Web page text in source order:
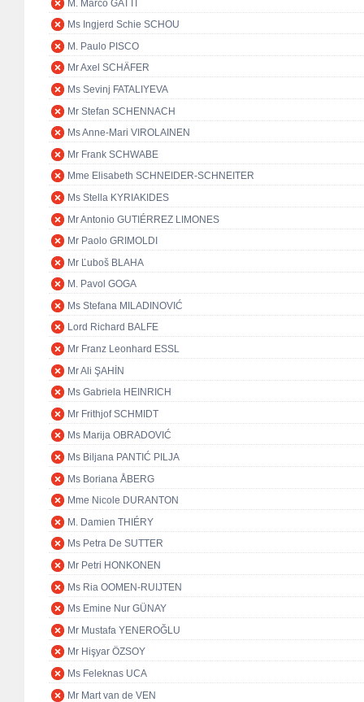
M. Marco GATTI
Ms Ingjerd Schie SCHOU
M. Paulo PISCO
Mr Axel SCHÄFER
Ms Sevinj FATALIYEVA
Mr Stefan SCHENNACH
Ms Anne-Mari VIROLAINEN
Mr Frank SCHWABE
Mme Elisabeth SCHNEIDER-SCHNEITER
Ms Stella KYRIAKIDES
Mr Antonio GUTIÉRREZ LIMONES
Mr Paolo GRIMOLDI
Mr Ľuboš BLAHA
M. Pavol GOGA
Ms Stefana MILADINOVIĆ
Lord Richard BALFE
Mr Franz Leonhard ESSL
Mr Ali ŞAHİN
Ms Gabriela HEINRICH
Mr Frithjof SCHMIDT
Ms Marija OBRADOVIĆ
Ms Biljana PANTIĆ PILJA
Ms Boriana ÅBERG
Mme Nicole DURANTON
M. Damien THIÉRY
Ms Petra De SUTTER
Mr Petri HONKONEN
Ms Ria OOMEN-RUIJTEN
Ms Emine Nur GÜNAY
Mr Mustafa YENEROĞLU
Mr Hişyar ÖZSOY
Ms Feleknas UCA
Mr Mart van de VEN